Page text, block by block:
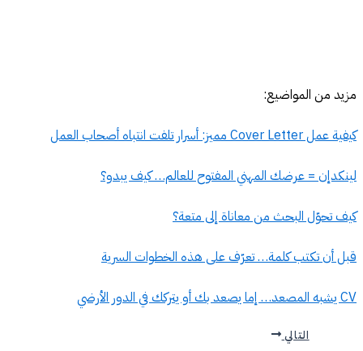
مزيد من المواضيع:
كيفية عمل Cover Letter مميز: أسرار تلفت انتباه أصحاب العمل
لينكدإن = عرضك المهني المفتوح للعالم… كيف يبدو؟
كيف تحوّل البحث من معاناة إلى متعة؟
قبل أن تكتب كلمة… تعرّف على هذه الخطوات السرية
CV يشبه المصعد… إما يصعد بك أو يتركك في الدور الأرضي
التالي